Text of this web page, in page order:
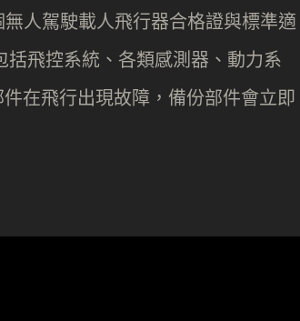
人駕駛載人飛行器合格證與標準適
飛控系統、各類感測器、動力系
在飛行出現故障，備份部件會立即